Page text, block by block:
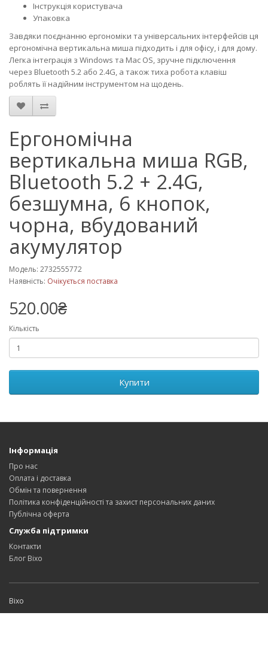
Інструкція користувача
Упаковка
Завдяки поєднанню ергономіки та універсальних інтерфейсів ця
ергономічна вертикальна миша підходить і для офісу, і для дому.
Легка інтеграція з Windows та Mac OS, зручне підключення
через Bluetooth 5.2 або 2.4G, а також тиха робота клавіш
роблять її надійним інструментом на щодень.
Ергономічна
вертикальна миша RGB,
Bluetooth 5.2 + 2.4G,
безшумна, 6 кнопок,
чорна, вбудований
акумулятор
Модель: 2732555772
Наявність: Очікується поставка
520.00₴
Кількість
Купити
Інформація
Про нас
Оплата і доставка
Обмін та повернення
Політика конфіденційності та захист персональних даних
Публічна оферта
Служба підтримки
Контакти
Блог Bixo
Bixo